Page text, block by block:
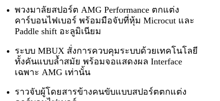
พวงมาลัยสปอร์ต AMG Performance ตกแต่ง
คาร์บอนไฟเบอร์ พร้อมมือจับที่หุ้ม Microcut และ
Paddle shift อะลูมิเนียม
ระบบ MBUX สั่งการควบคุมระบบด้วยเทคโนโลยี
ทั้งคันแบบล้ำสมัย พร้อมจอแสดงผล Interface
เฉพาะ AMG เท่านั้น
ราวจับผู้โดยสารข้างคนขับแบบสปอร์ตตกแต่ง